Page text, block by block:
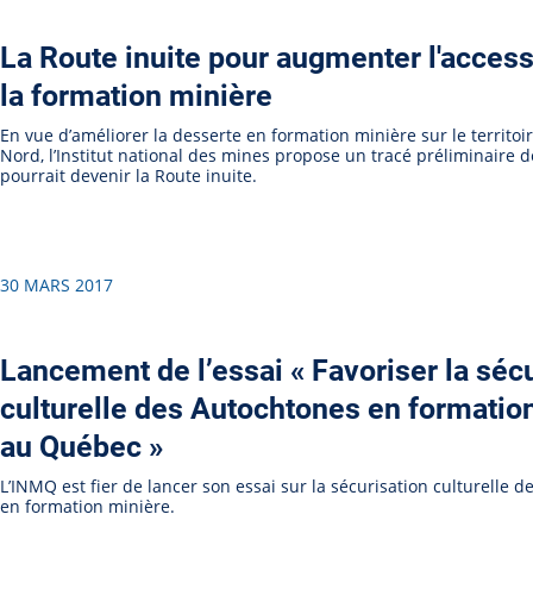
La Route inuite pour augmenter
la formation minière
En vue d’améliorer la desserte en formation minière sur le
Nord, l’Institut national des mines propose un tracé préliminaire
pourrait devenir la Route inuite.
30 MARS 2017
Lancement de l’essai « Favoriser la
culturelle des Autochtones en
au Québec »
L’INMQ est fier de lancer son essai sur la sécurisation culturelle
en formation minière.